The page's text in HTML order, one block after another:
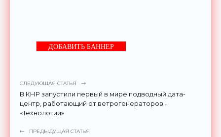
ДОБАВИТЬ БАННЕР
СЛЕДУЮЩАЯ СТАТЬЯ
В КНР запустили первый в мире подводный дата-
центр, работающий от ветрогенераторов -
«Технологии»
ПРЕДЫДУЩАЯ СТАТЬЯ